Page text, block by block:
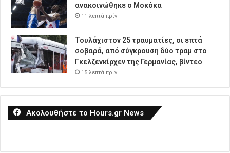
ανακοινώθηκε ο Μοκόκα
11 λεπτά πρίν
Τουλάχιστον 25 τραυματίες, οι επτά
σοβαρά, από σύγκρουση δύο τραμ στο
Γκελζενκίρχεν της Γερμανίας, βίντεο
15 λεπτά πρίν
Ακολουθήστε το Hours.gr News